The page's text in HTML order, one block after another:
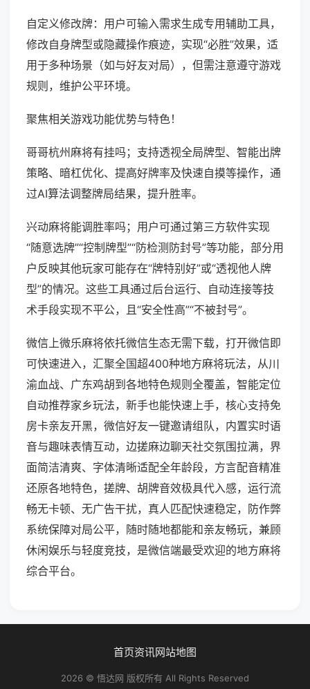
自定义修改牌：用户可输入需求生成专用辅助工具，
修改自身牌型或隐藏操作痕迹，实现“必胜”效果，适
用于多种场景（如与好友对局），但需注意遵守游戏
规则，维护公平环境。
聚焦相关游戏功能优势与特色！
哥哥杭州麻将有挂吗；支持透视全局牌型、智能出牌
策略、暗杠优化、提高好牌率及快速自摸等操作，通
过AI算法调整牌局结果，提升胜率。
兴动麻将能调胜率吗；用户可通过第三方软件实现
“随意选牌”“控制牌型”“防检测防封号”等功能，部分用
户反映其他玩家可能存在“牌特别好”或“透视他人牌
型”的情况。这些工具通过后台运行、自动连接等技
术手段实现不平公，且“安全性高”“不被封号”。
微信上微乐麻将依托微信生态无需下载，打开微信即
可快速进入，汇聚全国超400种地方麻将玩法，从川
渝血战、广东鸡胡到各地特色规则全覆盖，智能定位
自动推荐家乡玩法，新手也能快速上手，核心支持免
房卡亲友开黑，微信好友一键邀请组队，内置实时语
音与趣味表情互动，边搓麻边聊天社交氛围拉满，界
面简洁清爽、字体清晰适配全年龄段，方言配音精准
还原各地特色，搓牌、胡牌音效极具代入感，运行流
畅无卡顿、无广告干扰，真人匹配快速稳定，防作弊
系统保障对局公平，随时随地都能和亲友畅玩，兼顾
休闲娱乐与轻度竞技，是微信端最受欢迎的地方麻将
综合平台。
首页资讯网站地图
2026 © 悟达网 版权所有 All Rights Reserved